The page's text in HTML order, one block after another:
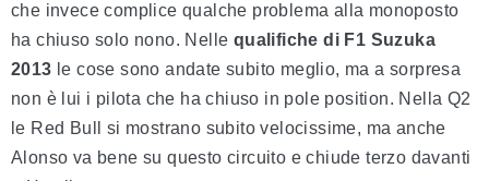
che invece complice qualche problema alla monoposto
ha chiuso solo nono. Nelle qualifiche di F1 Suzuka
2013 le cose sono andate subito meglio, ma a sorpresa
non è lui i pilota che ha chiuso in pole position. Nella Q2
le Red Bull si mostrano subito velocissime, ma anche
Alonso va bene su questo circuito e chiude terzo davanti